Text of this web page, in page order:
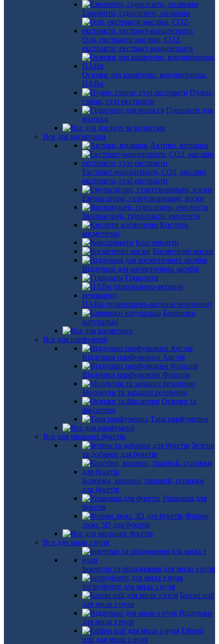
Емоленти, гідролізати, силікони
Олії, екстракти масляні, СО2-
екстракти, екстракт-концентрати
Основи для шампуню, кондиціонера,
ПАВи
Пудри,
глини, сухі екстракти
Гідролати для
волосся
Все для косметики
Активи, вітаміни
Екстракт-концентрати, СО2, масляні
екстракти, сухі екстракти
Емульгатори, гелеутворювачі, воски
Зволожувачі, гідролізати, емоленти
Кислоти
косметичні
Консерванти
Косметичні маски
Віддушки для косметичних засобів
Гідролати
ПАВи (поверхнево-активні речовини)
Барвники
натуральні
Все для парфумерії
Віддушки парфумовані Англія
Віддушки парфумовані Франція
Молекули та запашні речовини
Основи та
фіксатори
Тара парфумерна
Все для мильних букетів
Зелень
та добавки для букетів
Коробки, кошики, трапеції, супники
для букетів
Упаковка для
букетів
Форми
люкс 3D для букетів
Все для мила з нуля
Інвентар та обладнання для мила з нуля
Інгредієнти для мила з нуля
Базові олії
для мила з нуля
Віддушки
для мила з нуля
Ефірні
олії для мила з нуля